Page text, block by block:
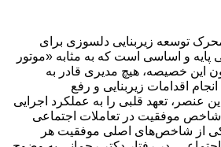
توسعه زیربنایی دلسوزی برای
و اساسی است که به مثابه «موتور
این خصیصه، هیچ مدیری قادر به
اقدامات زیربنایی و رفع
عنصر، تعهد قلبی را به عملکرد اجرایی
شاخص موفقیت در تعاملات اجتماعی
از شاخص‌های اصلی موفقیت هر